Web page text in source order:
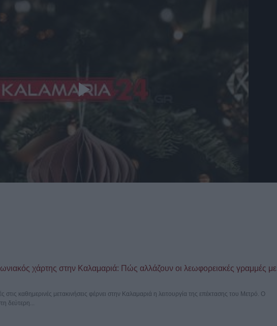
χάρτης στην Καλαμαριά: Πώς αλλάζουν οι λεωφορειακές γραμμές με
στις καθημερινές μετακινήσεις φέρνει στην Καλαμαριά η λειτουργία της επέκτασης του Μετρό. Ο
δεύτερη...